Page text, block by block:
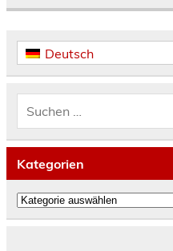
Deutsch
Kategorien
Kategorien